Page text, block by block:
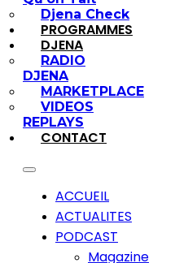
Djena Check
PROGRAMMES
DJENA
RADIO
DJENA
MARKETPLACE
VIDEOS
REPLAYS
CONTACT
ACCUEIL
ACTUALITES
PODCAST
Magazine